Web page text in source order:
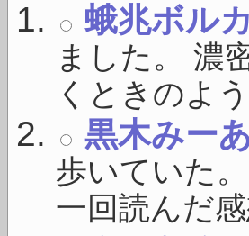
蛾兆ボルカ
ました。 濃
くときのよ
黒木みー
歩いていた
一回読んだ